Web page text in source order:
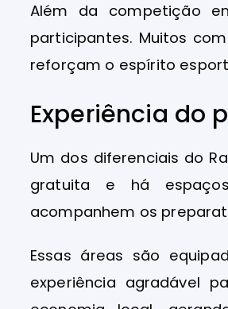
Além da competição
participantes. Muitos
reforçam o espírito
Experiência do
Um dos diferenciais do
gratuita e há
acompanhem os
Essas áreas são
experiência agradável